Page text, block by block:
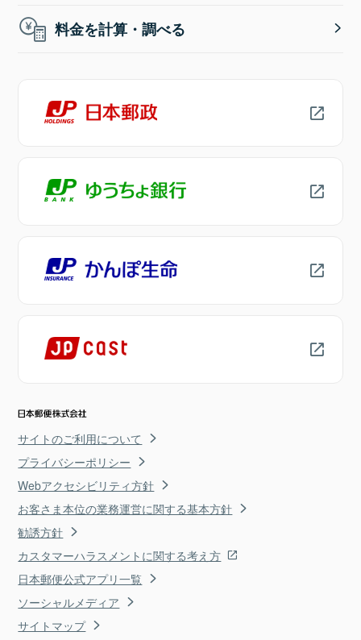
料金を計算・調べる
サイトのご利用について
プライバシーポリシー
Webアクセシビリティ方針
お客さま本位の業務運営に関する基本方針
勧誘方針
カスタマーハラスメントに関する考え方
日本郵便公式アプリ一覧
ソーシャルメディア
サイトマップ